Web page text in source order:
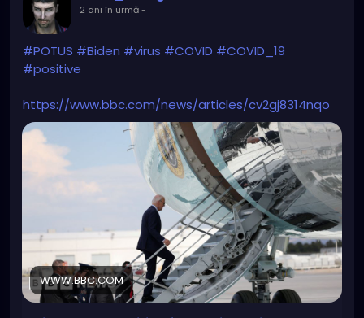
2 ani în urmă-
#POTUS #Biden #virus #COVID #COVID_19
#positive
https://www.bbc.com/news/articles/cv2gj8314nqo
WWW.BBC.COM